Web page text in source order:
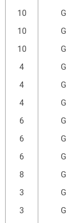
10
G
10
G
10
G
4
G
4
G
4
G
6
G
6
G
6
G
8
G
3
G
3
G